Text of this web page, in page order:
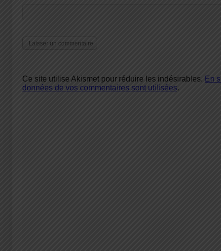
Ce site utilise Akismet pour réduire les indésirables. En
données de vos commentaires sont utilisées.